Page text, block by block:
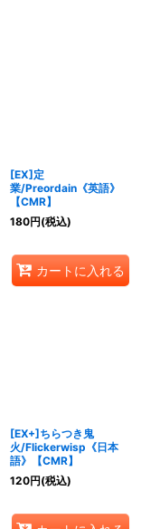
[EX]定
業/Preordain《英語》
【CMR】
180円(税込)
カートに入れる
[EX+]ちらつき鬼
火/Flickerwisp《日本
語》【CMR】
120円(税込)